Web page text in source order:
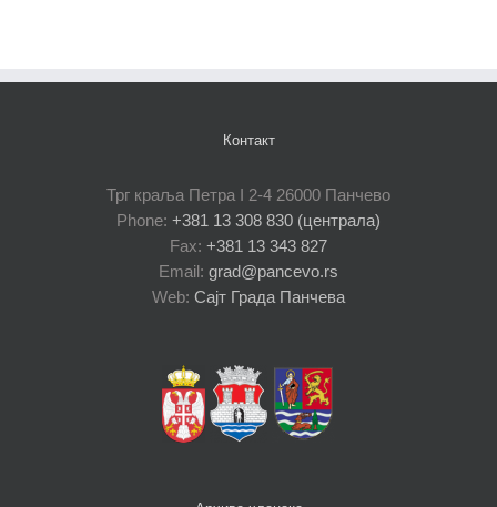
Контакт
Трг краља Петра I 2-4 26000 Панчево
Phone: +381 13 308 830 (централа)
Fax: +381 13 343 827
Email: grad@pancevo.rs
Web: Сајт Града Панчева